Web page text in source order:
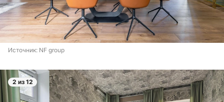
Источник: NF group
2 из 12